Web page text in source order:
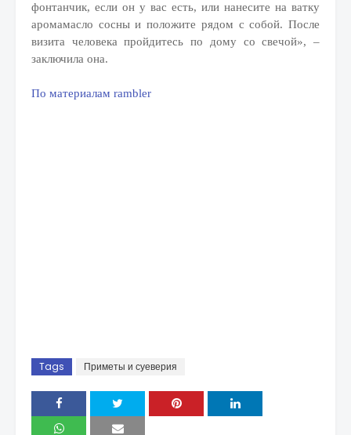
фонтанчик, если он у вас есть, или нанесите на ватку
аромамасло сосны и положите рядом с собой. После
визита человека пройдитесь по дому со свечой», –
заключила она.
По материалам rambler
Tags Приметы и суеверия